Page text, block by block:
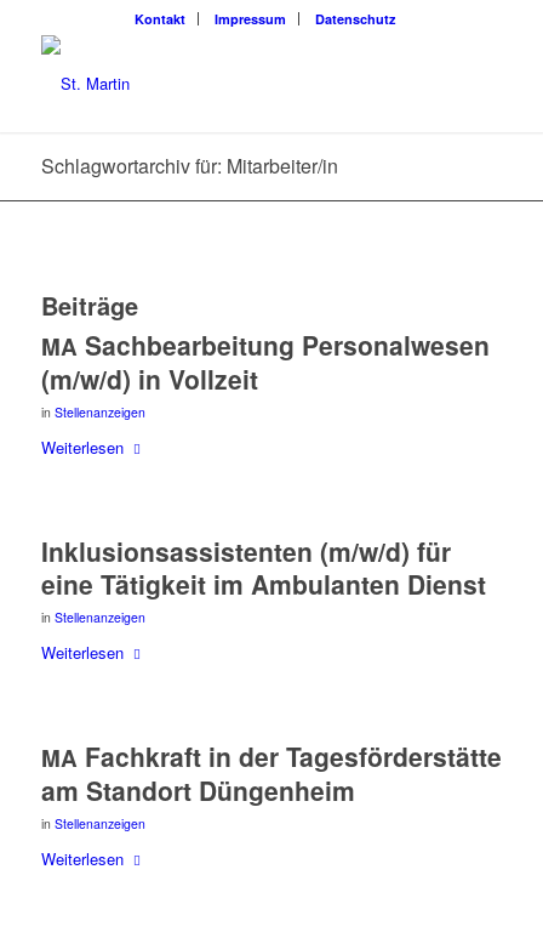
Kon­takt Impres­sum Daten­schutz
Schlagwortarchiv für: Mitarbeiter/in
Beiträge
MA Sach­be­ar­bei­tung Per­so­nal­we­sen
(m/w/d) in Vollzeit
in Stellenanzeigen
Wei­ter­le­sen
Inklu­si­ons­as­sis­ten­ten (m/w/d) für
eine Tätig­keit im Ambu­lan­ten Dienst
in Stellenanzeigen
Wei­ter­le­sen
MA Fach­kraft in der Tages­för­der­stät­te
am Stand­ort Düngenheim
in Stellenanzeigen
Wei­ter­le­sen